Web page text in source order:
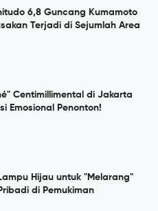
6,8 Guncang Kumamoto
Terjadi di Sejumlah Area
Centimillimental di Jakarta
Emosional Penonton!
Hijau untuk "Melarang"
di Pemukiman